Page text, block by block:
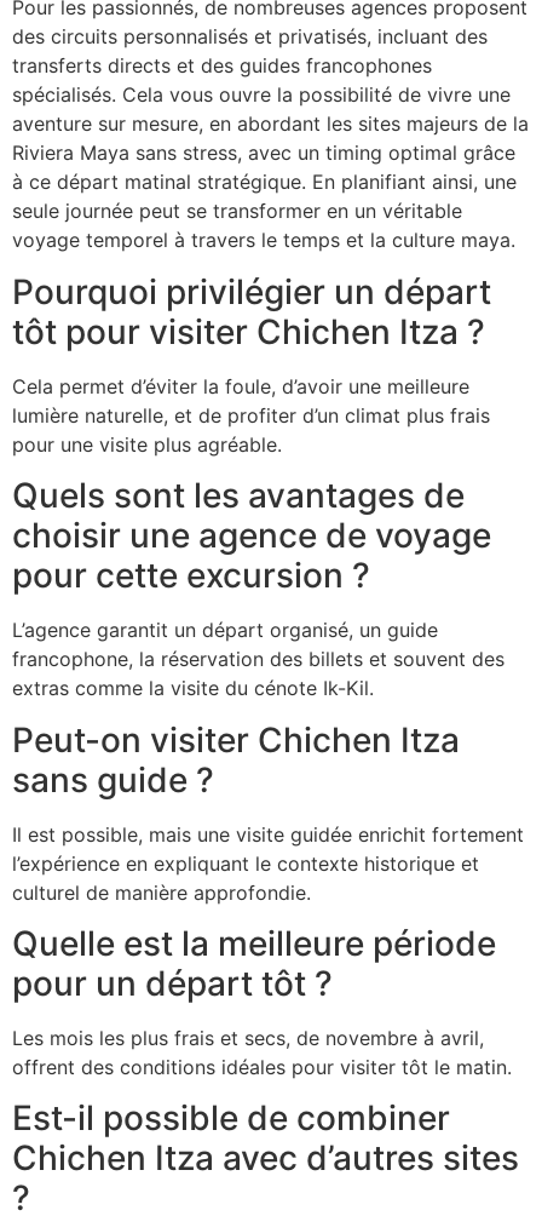
Pour les passionnés, de nombreuses agences proposent
des circuits personnalisés et privatisés, incluant des
transferts directs et des guides francophones
spécialisés. Cela vous ouvre la possibilité de vivre une
aventure sur mesure, en abordant les sites majeurs de la
Riviera Maya sans stress, avec un timing optimal grâce
à ce départ matinal stratégique. En planifiant ainsi, une
seule journée peut se transformer en un véritable
voyage temporel à travers le temps et la culture maya.
Pourquoi privilégier un départ
tôt pour visiter Chichen Itza ?
Cela permet d’éviter la foule, d’avoir une meilleure
lumière naturelle, et de profiter d’un climat plus frais
pour une visite plus agréable.
Quels sont les avantages de
choisir une agence de voyage
pour cette excursion ?
L’agence garantit un départ organisé, un guide
francophone, la réservation des billets et souvent des
extras comme la visite du cénote Ik-Kil.
Peut-on visiter Chichen Itza
sans guide ?
Il est possible, mais une visite guidée enrichit fortement
l’expérience en expliquant le contexte historique et
culturel de manière approfondie.
Quelle est la meilleure période
pour un départ tôt ?
Les mois les plus frais et secs, de novembre à avril,
offrent des conditions idéales pour visiter tôt le matin.
Est-il possible de combiner
Chichen Itza avec d’autres sites
?